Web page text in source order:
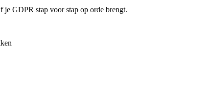
je GDPR stap voor stap op orde brengt.